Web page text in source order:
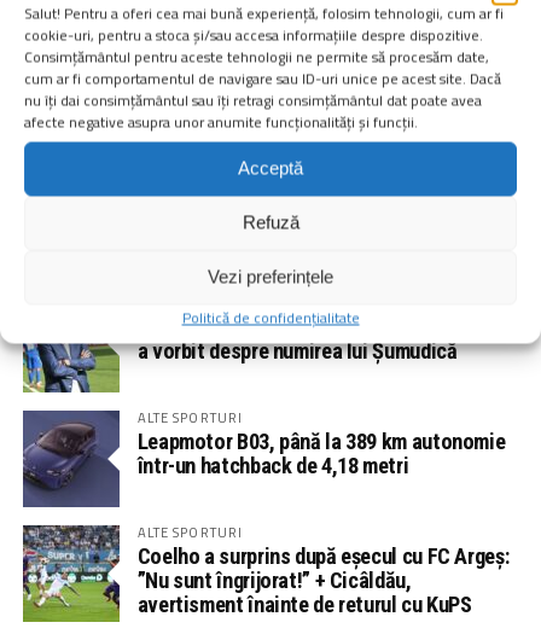
Salut! Pentru a oferi cea mai bună experiență, folosim tehnologii, cum ar fi
cookie-uri, pentru a stoca și/sau accesa informațiile despre dispozitive.
Consimțământul pentru aceste tehnologii ne permite să procesăm date,
cum ar fi comportamentul de navigare sau ID-uri unice pe acest site. Dacă
nu îți dai consimțământul sau îți retragi consimțământul dat poate avea
afecte negative asupra unor anumite funcționalități și funcții.
Acceptă
Refuză
Vezi preferințele
Politică de confidențialitate
PUBLICITATE
NOUTĂȚI POPULARE VIDEO
Emil Grădinescu l-a pus la zid pe Neluțu
Varga: ”A avut o grămadă de decizii
Edi Iordănescu a refuzat CFR Cluj, iar acum
a vorbit despre numirea lui Șumudică
ALTE SPORTURI
Leapmotor B03, până la 389 km autonomie
într-un hatchback de 4,18 metri
ALTE SPORTURI
Coelho a surprins după eșecul cu FC Argeș:
”Nu sunt îngrijorat!” + Cicâldău,
avertisment înainte de returul cu KuPS